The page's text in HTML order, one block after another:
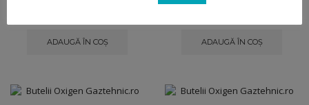
ADAUGĂ ÎN COȘ ADAUGĂ ÎN COȘ